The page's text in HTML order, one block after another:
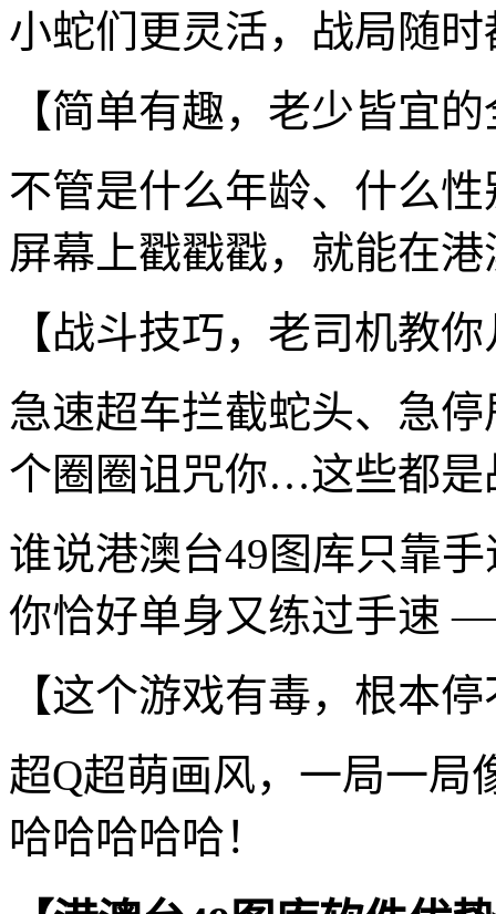
小蛇们更灵活，战局随
【简单有趣，老少皆宜
不管是什么年龄、什么
屏幕上戳戳戳，就能在
【战斗技巧，老司机教
急速超车拦截蛇头、急
个圈圈诅咒你…这些都是
谁说港澳台49图库只靠
你恰好单身又练过手速
【这个游戏有毒，根本
超Q超萌画风，一局一局
哈哈哈哈哈！